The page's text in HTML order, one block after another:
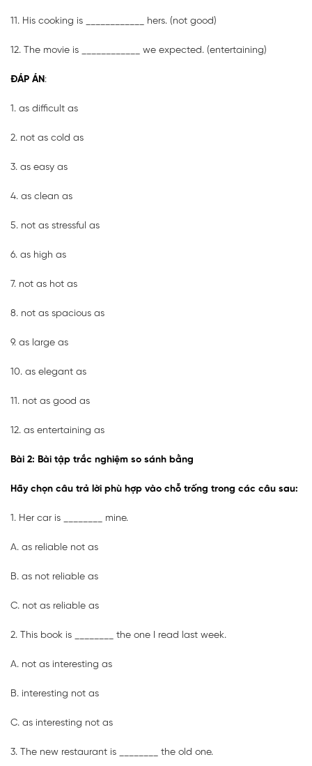
11. His cooking is ____________ hers. (not good)
12. The movie is ____________ we expected. (entertaining)
ĐÁP ÁN:
1. as difficult as
2. not as cold as
3. as easy as
4. as clean as
5. not as stressful as
6. as high as
7. not as hot as
8. not as spacious as
9. as large as
10. as elegant as
11. not as good as
12. as entertaining as
Bài 2: Bài tập trắc nghiệm so sánh bằng
Hãy chọn câu trả lời phù hợp vào chỗ trống trong các câu sau:
1. Her car is ________ mine.
A. as reliable not as
B. as not reliable as
C. not as reliable as
2. This book is ________ the one I read last week.
A. not as interesting as
B. interesting not as
C. as interesting not as
3. The new restaurant is ________ the old one.